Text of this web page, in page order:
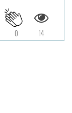
14
0